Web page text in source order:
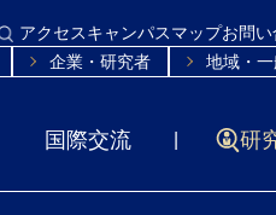
アクセスキャンパスマップお問
企業・研究者 地域・
国際交流 研